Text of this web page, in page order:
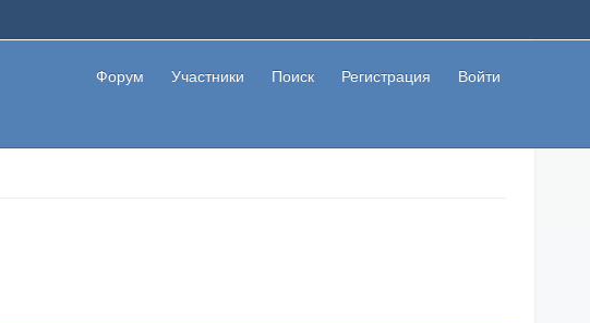
Форум Участники Поиск Регистрация Войти